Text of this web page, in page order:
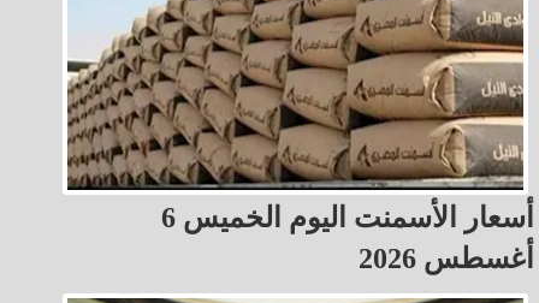
أسعار الأسمنت اليوم الخميس 6
أغسطس 2026